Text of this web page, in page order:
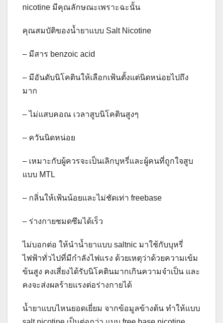
nicotine มีคุณลักษณะเพราะฉะนั้น
คุณสมบัติของน้ำยาแบบ Salt Nicotine
– มีสาร benzoic acid
– มีอันดับนิโคตินให้เลือกเฟ้นตั้งแต่นิดหน่อยไปถึง
มาก
– ไม่แสบคอณ เวลาสูบนิโคตินสูงๆ
– ควันนิดหน่อย
– เหมาะกับผู้ควรจะเป็นเลิกบุหรี่และผู้คนที่ถูกใจสูบ
แบบ MTL
– กลิ่นให้เฟ้นน้อยและไม่ชัดเท่า freebase
– ร่างกายชมดซึมได้เร็ว
ไม่บอกต่อ ให้นำน้ำยาแบบ saltnic มาใช้กับบุหรี่
ไฟฟ้าทั่วไปที่มีกำลังไฟแรง ด้วยเหตุว่าด้วยความเข้ม
ข้นสูง คงเสี่ยงได้รับนิโคตินมากเกินความจำเป็น และ
คงจะส่งผลร้ายแรงต่อร่างกายได้
น้ำยาแบบไหนยอดเยี่ยม จากข้อมูลข้างต้น ทำให้แบบ